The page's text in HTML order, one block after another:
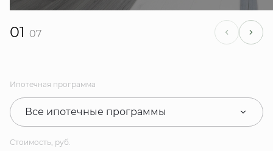
01 07
Ипотечная программа
Все ипотечные программы
Стоимость, руб.